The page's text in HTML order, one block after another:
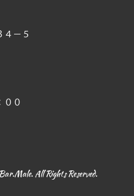
４－５
００
All Rights Reserved.